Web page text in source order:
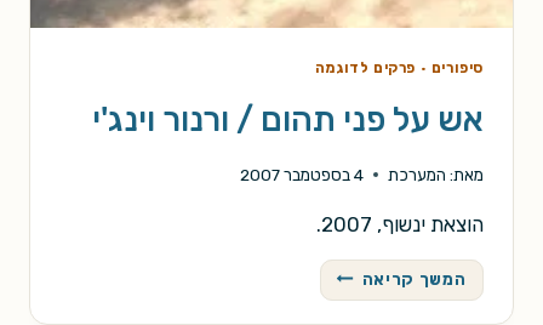
סיפורים · פרקים לדוגמה
אש על פני תהום / ורנור וינג'י
מאת: המערכת 4 בספטמבר 2007
הוצאת ינשוף, 2007.
המשך קריאה אש
על